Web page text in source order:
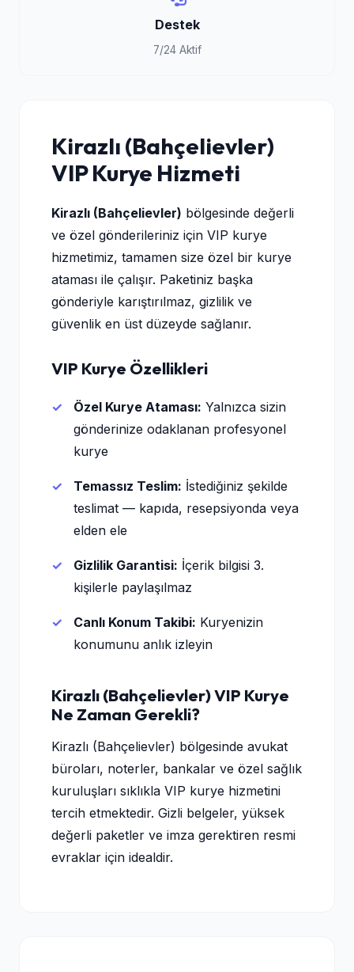
Destek
7/24 Aktif
Kirazlı (Bahçelievler)
VIP Kurye Hizmeti
Kirazlı (Bahçelievler) bölgesinde değerli
ve özel gönderileriniz için VIP kurye
hizmetimiz, tamamen size özel bir kurye
ataması ile çalışır. Paketiniz başka
gönderiyle karıştırılmaz, gizlilik ve
güvenlik en üst düzeyde sağlanır.
VIP Kurye Özellikleri
Özel Kurye Ataması: Yalnızca sizin
gönderinize odaklanan profesyonel
kurye
Temassız Teslim: İstediğiniz şekilde
teslimat — kapıda, resepsiyonda veya
elden ele
Gizlilik Garantisi: İçerik bilgisi 3.
kişilerle paylaşılmaz
Canlı Konum Takibi: Kuryenizin
konumunu anlık izleyin
Kirazlı (Bahçelievler) VIP Kurye
Ne Zaman Gerekli?
Kirazlı (Bahçelievler) bölgesinde avukat
büroları, noterler, bankalar ve özel sağlık
kuruluşları sıklıkla VIP kurye hizmetini
tercih etmektedir. Gizli belgeler, yüksek
değerli paketler ve imza gerektiren resmi
evraklar için idealdir.